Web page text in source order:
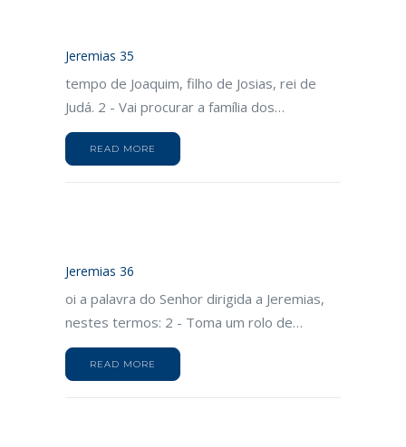
Jeremias 35
tempo de Joaquim, filho de Josias, rei de
Judá. 2 - Vai procurar a família dos…
READ MORE
Jeremias 36
oi a palavra do Senhor dirigida a Jeremias,
nestes termos: 2 - Toma um rolo de…
READ MORE